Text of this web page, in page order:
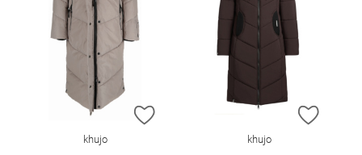
ZUR WUNSCHLISTE HINZUFÜGEN
khujo
ZUR
khujo